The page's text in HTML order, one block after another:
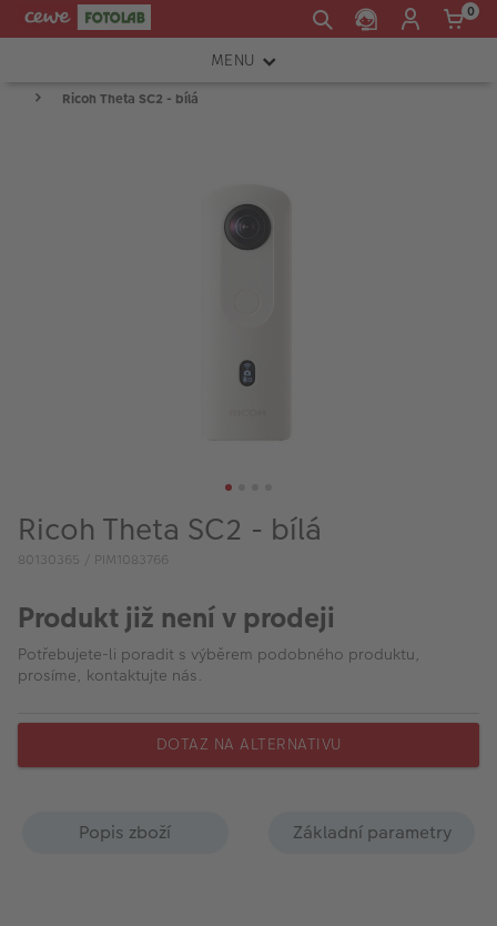
0
MENU
FOTOAPARÁTY
Akce a slevy
Fotoprodukty
Ricoh Theta SC2 - bílá
Ricoh Theta SC2 - bílá
80130365 / PIM1083766
Produkt již není v prodeji
Potřebujete-li poradit s výběrem podobného produktu,
prosíme, kontaktujte nás.
DOTAZ NA ALTERNATIVU
Popis zboží Základní parametry